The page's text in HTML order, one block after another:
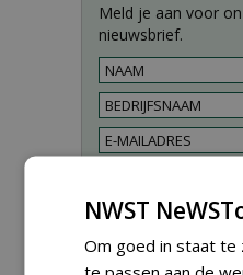
Meld je aan voor
nieuwsbrief.
NWST
Om goed in staat te